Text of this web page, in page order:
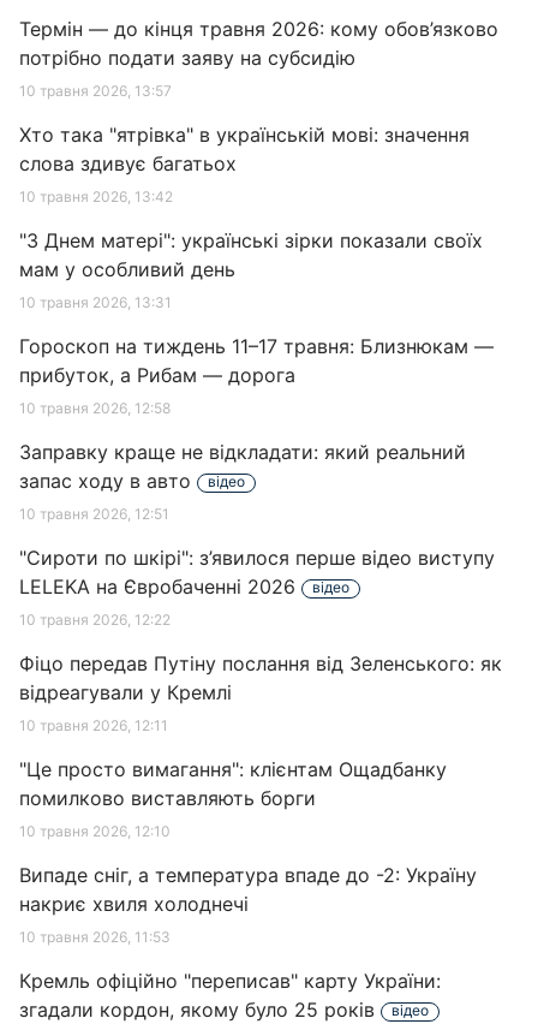
Термін — до кінця травня 2026: кому обов’язково
потрібно подати заяву на субсидію
10 травня 2026, 13:57
Хто така "ятрівка" в українській мові: значення
слова здивує багатьох
10 травня 2026, 13:42
"З Днем матері": українські зірки показали своїх
мам у особливий день
10 травня 2026, 13:31
Гороскоп на тиждень 11–17 травня: Близнюкам —
прибуток, а Рибам — дорога
10 травня 2026, 12:58
Заправку краще не відкладати: який реальний
запас ходу в авто
відео
10 травня 2026, 12:51
"Сироти по шкірі": з’явилося перше відео виступу
LELEKA на Євробаченні 2026
відео
10 травня 2026, 12:22
Фіцо передав Путіну послання від Зеленського: як
відреагували у Кремлі
10 травня 2026, 12:11
"Це просто вимагання": клієнтам Ощадбанку
помилково виставляють борги
10 травня 2026, 12:10
Випаде сніг, а температура впаде до -2: Україну
накриє хвиля холоднечі
10 травня 2026, 11:53
Кремль офіційно "переписав" карту України:
згадали кордон, якому було 25 років
відео